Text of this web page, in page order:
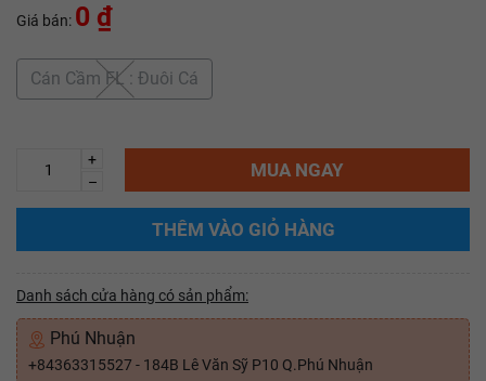
Giá bán: 0 ₫
Cán Cầm FL : Đuôi Cá
+
–
MUA NGAY
THÊM VÀO GIỎ HÀNG
Danh sách cửa hàng có sản phẩm:
Phú Nhuận
+84363315527 - 184B Lê Văn Sỹ P10 Q.Phú Nhuận